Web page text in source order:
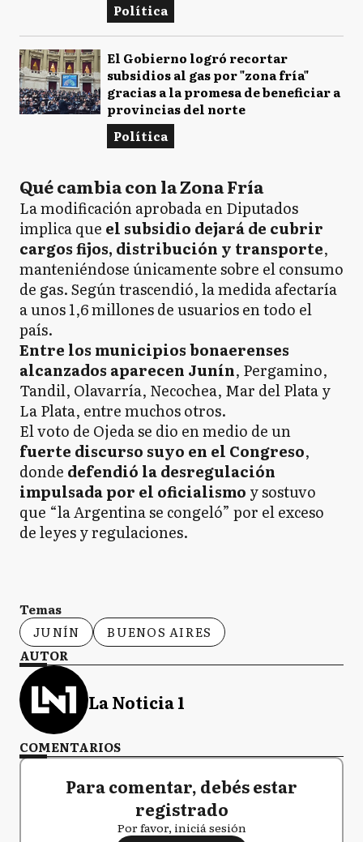
Política
El Gobierno logró recortar
subsidios al gas por "zona fría"
gracias a la promesa de beneficiar a
provincias del norte
Política
Qué cambia con la Zona Fría
La modificación aprobada en Diputados
implica que el subsidio dejará de cubrir
cargos fijos, distribución y transporte,
manteniéndose únicamente sobre el consumo
de gas. Según trascendió, la medida afectaría
a unos 1,6 millones de usuarios en todo el
país.
Entre los municipios bonaerenses
alcanzados aparecen Junín, Pergamino,
Tandil, Olavarría, Necochea, Mar del Plata y
La Plata, entre muchos otros.
El voto de Ojeda se dio en medio de un
fuerte discurso suyo en el Congreso,
donde defendió la desregulación
impulsada por el oficialismo y sostuvo
que “la Argentina se congeló” por el exceso
de leyes y regulaciones.
Temas
JUNÍN
BUENOS AIRES
AUTOR
La Noticia 1
COMENTARIOS
Para comentar, debés estar
registrado
Por favor, iniciá sesión